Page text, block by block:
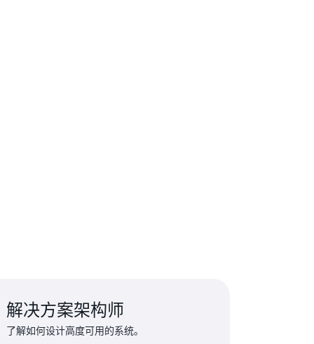
解决方案架构师
了解如何设计高度可用的系统。